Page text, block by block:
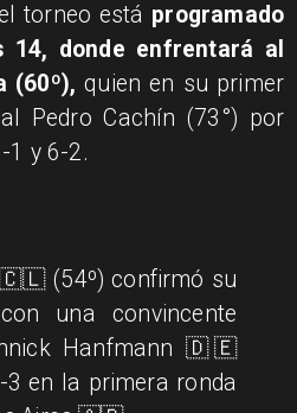
torneo está programado
14, donde enfrentará al
(60º), quien en su primer
Pedro Cachín (73°) por
1 y 6-2.
🇨🇱 (54º) confirmó su
una convincente
Hanfmann 🇩🇪
en la primera ronda